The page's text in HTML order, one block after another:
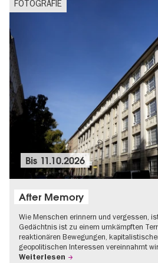
FOTOGRAFIE
Bis 11.10.2026
After Memory
Wie Menschen erinnern und vergessen,
Gedächtnis ist zu einem umkämpften
reaktionären Bewegungen,
geopolitischen Interessen vereinnahmt
Weiterlesen